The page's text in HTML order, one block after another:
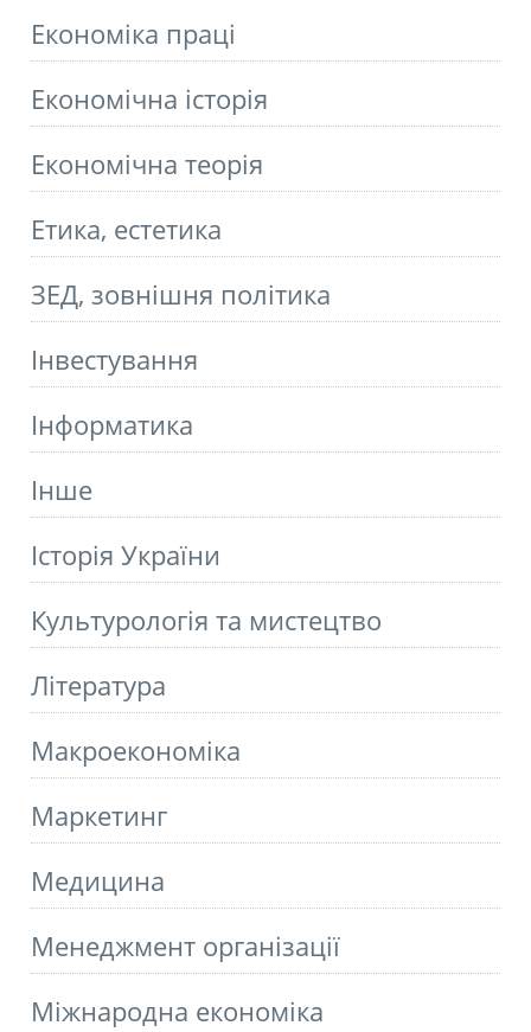
Економіка праці
Економічна історія
Економічна теорія
Етика, естетика
ЗЕД, зовнішня політика
Інвестування
Інформатика
Інше
Історія України
Культурологія та мистецтво
Літературa
Макроекономіка
Маркетинг
Медицина
Менеджмент організації
Міжнародна економіка